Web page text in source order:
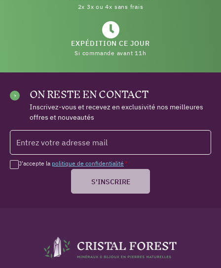
2x 3x ou 4x sans frais
EXPÉDITION CE JOUR
Si commande avant 11h
ON RESTE EN CONTACT
Inscrivez-vous et recevez en exclusivité nos meilleures
offres et nouveautés
J'accepte la politique de confidentialité *
S'INSCRIRE